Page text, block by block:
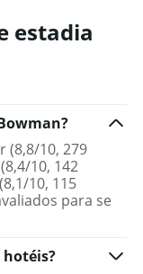
estadia
(8,8/10, 279
10, 142
10, 115
para se